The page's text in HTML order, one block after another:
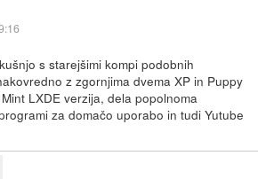
s starejšimi kompi podobnih
z zgornjima dvema XP in Puppy
LXDE verzija, dela popolnoma
za domačo uporabo in tudi Yutube